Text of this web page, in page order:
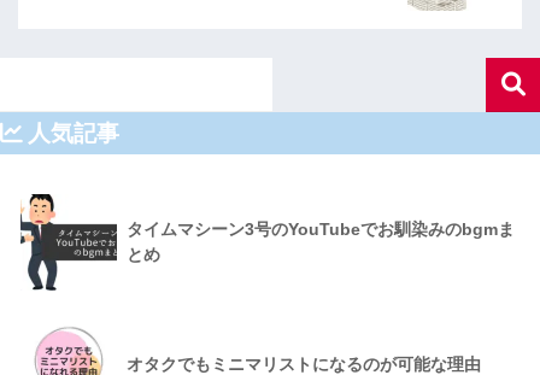
人気記事
タイムマシーン3号のYouTubeでお馴染みのbgmま
とめ
オタクでもミニマリストになるのが可能な理由